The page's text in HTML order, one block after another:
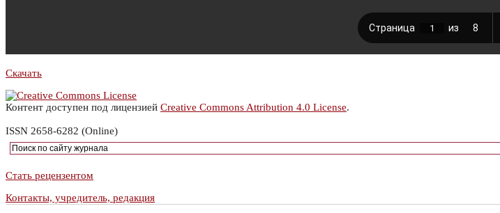
Скачать
Контент доступен под лицензией Creative Commons Attribution 4.0 License.
ISSN 2658-6282 (Online)
Стать рецензентом
Контакты, учредитель, редакция